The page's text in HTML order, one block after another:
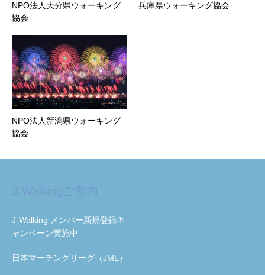
NPO法人大分県ウォーキング
協会
兵庫県ウォーキング協会
NPO法人新潟県ウォーキング
協会
J-Walking メンバー新規登録キ
ャンペーン実施中
日本マーチングリーグ（JML）